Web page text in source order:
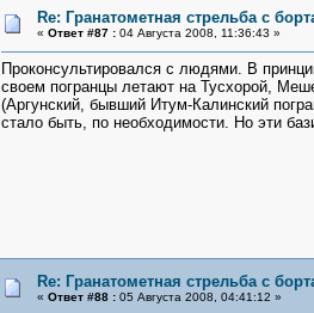
Re: Гранатометная стрельба с
« Ответ #87 :04 Августа 2008, 11:36:43 »
Проконсультировался с людями. В
своем погранцы летают на Тусхорой,
(Аргунский, бывший Итум-Калинский
стало быть, по необходимости. Но эти
Re: Гранатометная стрельба с
« Ответ #88 :05 Августа 2008, 04:41:12 »